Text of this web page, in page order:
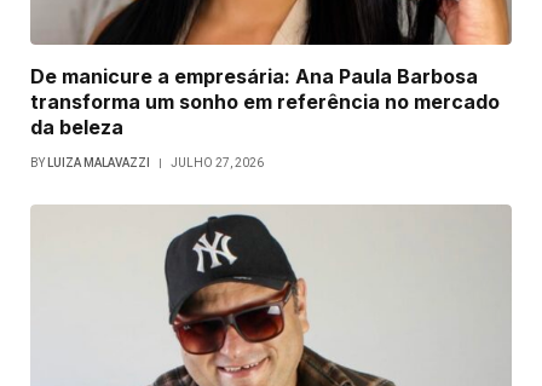
De manicure a empresária: Ana Paula Barbosa
transforma um sonho em referência no mercado
da beleza
BY LUIZA MALAVAZZI JULHO 27, 2026